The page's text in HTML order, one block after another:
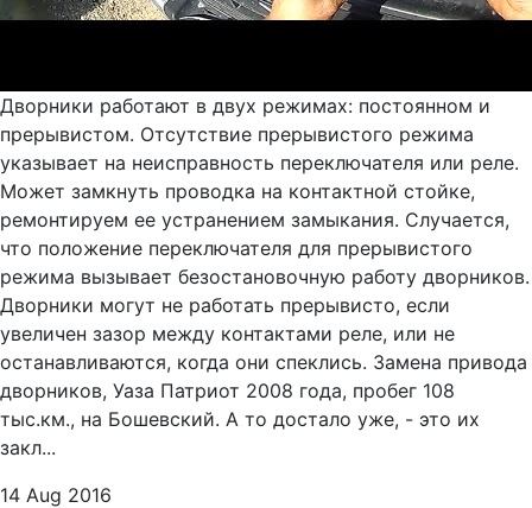
Дворники работают в двух режимах: постоянном и
прерывистом. Отсутствие прерывистого режима
указывает на неисправность переключателя или реле.
Может замкнуть проводка на контактной стойке,
ремонтируем ее устранением замыкания. Случается,
что положение переключателя для прерывистого
режима вызывает безостановочную работу дворников.
Дворники могут не работать прерывисто, если
увеличен зазор между контактами реле, или не
останавливаются, когда они спеклись. Замена привода
дворников, Уаза Патриот 2008 года, пробег 108
тыс.км., на Бошевский. А то достало уже, - это их
закл...
14 Aug 2016